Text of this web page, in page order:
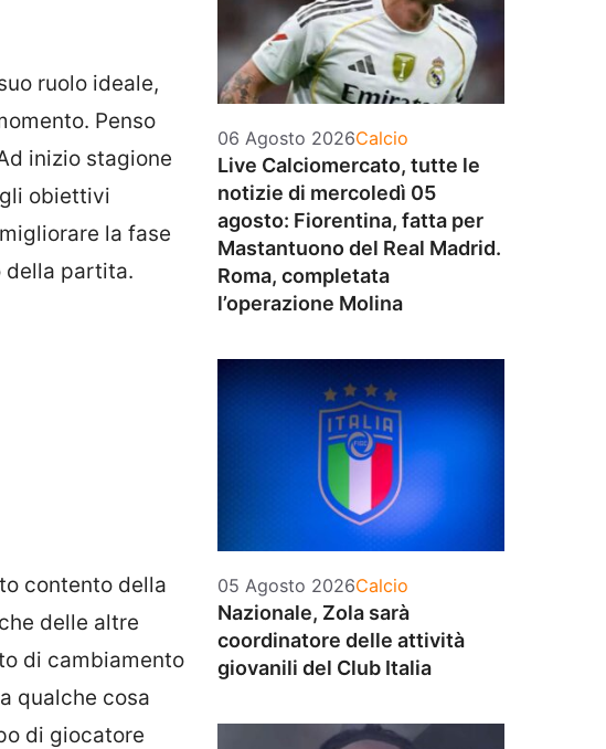
ruolo ideale,
Penso
inizio stagione
obiettivi
la fase
della partita.
contento della
delle altre
di cambiamento
qualche cosa
di giocatore
06 Agosto 2026Categorie
Calcio
Live Calciomercato, tutte le
notizie di mercoledì 05
agosto: Fiorentina, fatta per
Mastantuono del Real Madrid.
Roma, completata
l’operazione Molina
05 Agosto 2026Categorie
Calcio
Nazionale, Zola sarà
coordinatore delle attività
giovanili del Club Italia